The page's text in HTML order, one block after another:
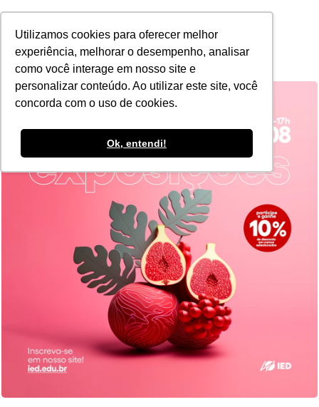
Utilizamos cookies para oferecer melhor
experiência, melhorar o desempenho, analisar
como você interage em nosso site e
personalizar conteúdo. Ao utilizar este site, você
concorda com o uso de cookies.
Ok, entendi!
POR